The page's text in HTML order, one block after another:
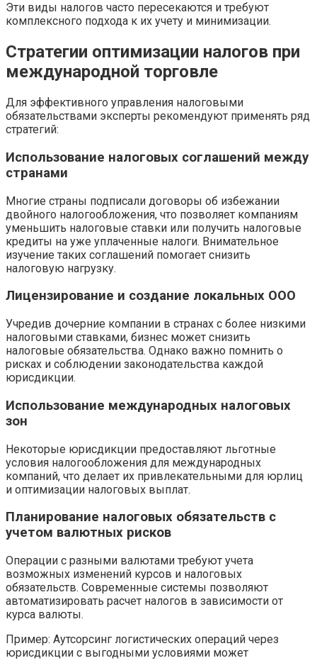
Эти виды налогов часто пересекаются и требуют
комплексного подхода к их учету и минимизации.
Стратегии оптимизации налогов при
международной торговле
Для эффективного управления налоговыми
обязательствами эксперты рекомендуют применять ряд
стратегий:
Использование налоговых соглашений между
странами
Многие страны подписали договоры об избежании
двойного налогообложения, что позволяет компаниям
уменьшить налоговые ставки или получить налоговые
кредиты на уже уплаченные налоги. Внимательное
изучение таких соглашений помогает снизить
налоговую нагрузку.
Лицензирование и создание локальных ООО
Учредив дочерние компании в странах с более низкими
налоговыми ставками, бизнес может снизить
налоговые обязательства. Однако важно помнить о
рисках и соблюдении законодательства каждой
юрисдикции.
Использование международных налоговых
зон
Некоторые юрисдикции предоставляют льготные
условия налогообложения для международных
компаний, что делает их привлекательными для юрлиц
и оптимизации налоговых выплат.
Планирование налоговых обязательств с
учетом валютных рисков
Операции с разными валютами требуют учета
возможных изменений курсов и налоговых
обязательств. Современные системы позволяют
автоматизировать расчет налогов в зависимости от
курса валюты.
Пример: Аутсорсинг логистических операций через
юрисдикции с выгодными условиями может